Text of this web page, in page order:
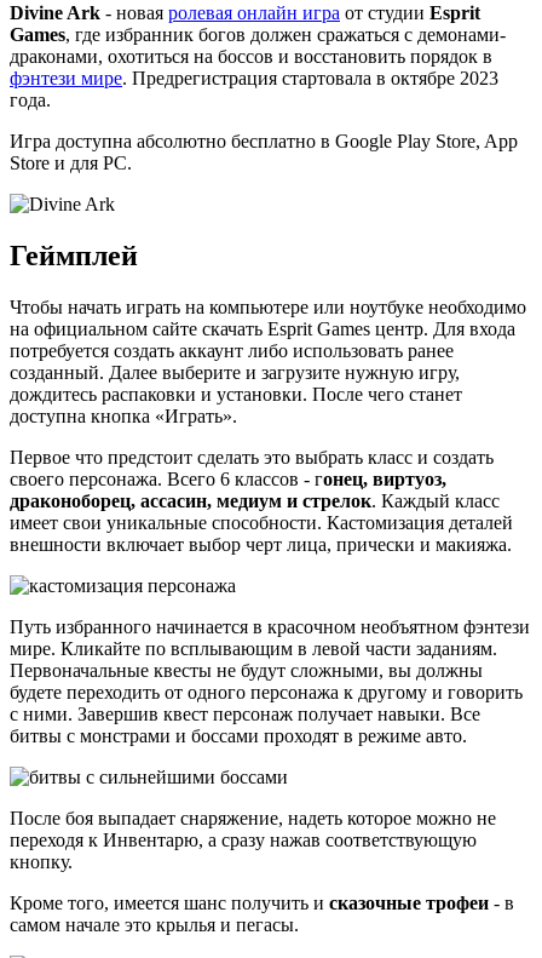
Divine Ark - новая ролевая онлайн игра от студии Esprit
Games, где избранник богов должен сражаться с демонами-
драконами, охотиться на боссов и восстановить порядок в
фэнтези мире. Предрегистрация стартовала в октябре 2023
года.
Игра доступна абсолютно бесплатно в Google Play Store, App
Store и для PC.
Геймплей
Чтобы начать играть на компьютере или ноутбуке необходимо
на официальном сайте скачать Esprit Games центр. Для входа
потребуется создать аккаунт либо использовать ранее
созданный. Далее выберите и загрузите нужную игру,
дождитесь распаковки и установки. После чего станет
доступна кнопка «Играть».
Первое что предстоит сделать это выбрать класс и создать
своего персонажа. Всего 6 классов - гонец, виртуоз,
драконоборец, ассасин, медиум и стрелок. Каждый класс
имеет свои уникальные способности. Кастомизация деталей
внешности включает выбор черт лица, прически и макияжа.
Путь избранного начинается в красочном необъятном фэнтези
мире. Кликайте по всплывающим в левой части заданиям.
Первоначальные квесты не будут сложными, вы должны
будете переходить от одного персонажа к другому и говорить
с ними. Завершив квест персонаж получает навыки. Все
битвы с монстрами и боссами проходят в режиме авто.
После боя выпадает снаряжение, надеть которое можно не
переходя к Инвентарю, а сразу нажав соответствующую
кнопку.
Кроме того, имеется шанс получить и сказочные трофеи - в
самом начале это крылья и пегасы.